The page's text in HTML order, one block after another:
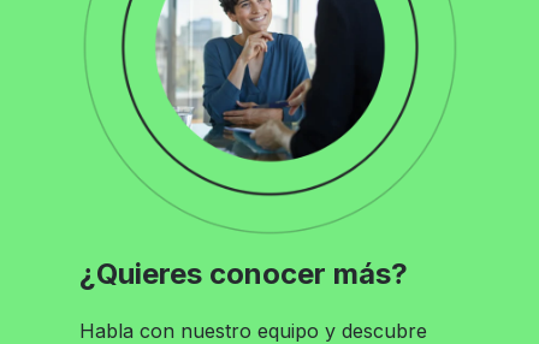
¿Quieres conocer más?
Habla con nuestro equipo y descubre